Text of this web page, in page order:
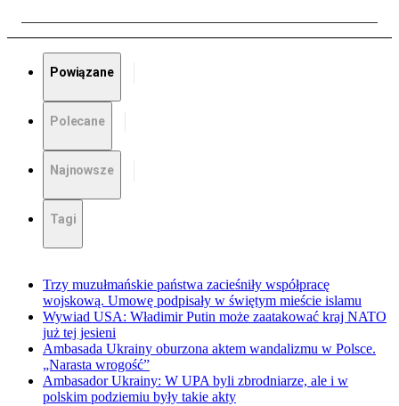
Powiązane
Polecane
Najnowsze
Tagi
Trzy muzułmańskie państwa zacieśniły współpracę
wojskową. Umowę podpisały w świętym mieście islamu
Wywiad USA: Władimir Putin może zaatakować kraj NATO
już tej jesieni
Ambasada Ukrainy oburzona aktem wandalizmu w Polsce.
„Narasta wrogość”
Ambasador Ukrainy: W UPA byli zbrodniarze, ale i w
polskim podziemiu były takie akty